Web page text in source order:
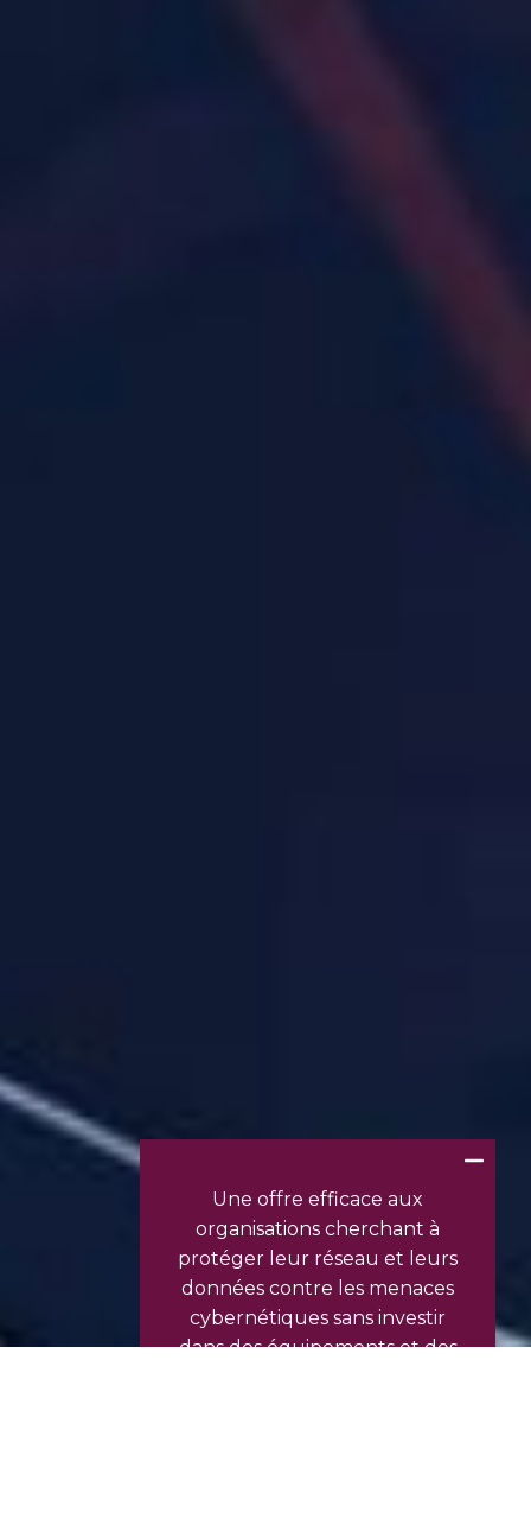
Une offre efficace aux
organisations cherchant à
protéger leur réseau et leurs
données contre les menaces
cybernétiques sans investir
dans des équipements et des